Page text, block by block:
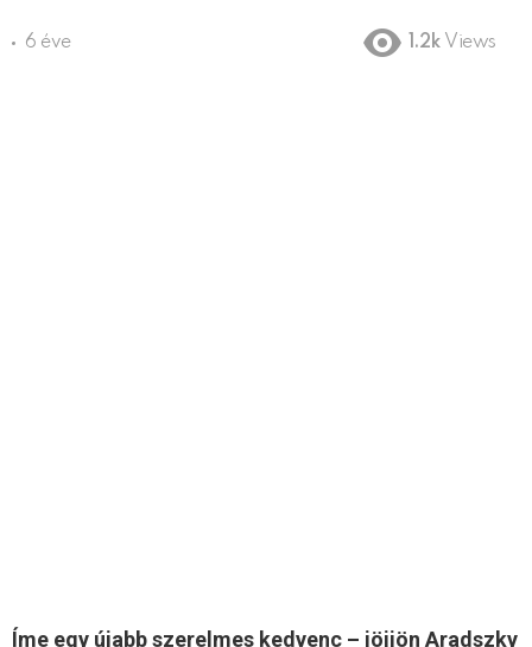
6 éve 1.2k Views
Íme egy újabb szerelmes kedvenc – jöjjön Aradszky